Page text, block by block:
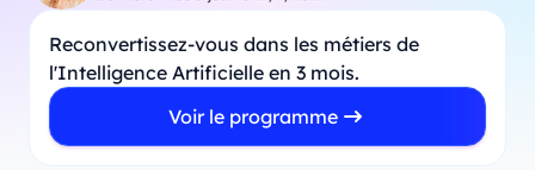
Reconvertissez-vous dans les métiers de
l'Intelligence Artificielle en 3 mois.
Voir le programme